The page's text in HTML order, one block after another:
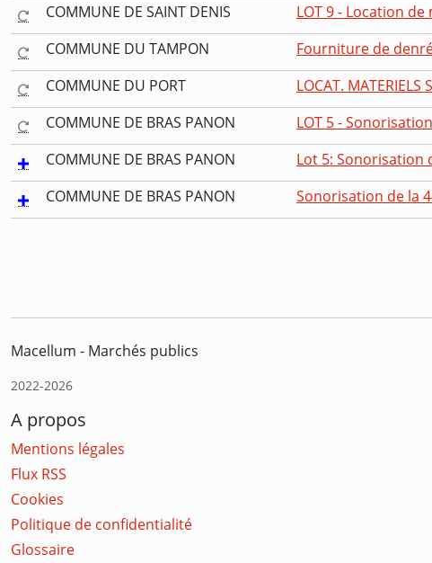
COMMUNE DE SAINT DENIS
LOT 9 - Location
COMMUNE DU TAMPON
Fourniture de
COMMUNE DU PORT
LOCAT. MATERIELS
COMMUNE DE BRAS PANON
LOT 5 -
COMMUNE DE BRAS PANON
Lot 5: Sonorisation
COMMUNE DE BRAS PANON
Sonorisation de la
Macellum - Marchés publics
2022-2026
A propos
Mentions légales
Flux RSS
Cookies
Politique de confidentialité
Glossaire